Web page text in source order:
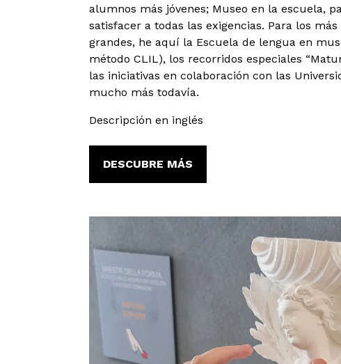
alumnos más jóvenes; Museo en la escuela,
satisfacer a todas las exigencias. Para los más
grandes, he aquí la Escuela de lengua en
método CLIL), los recorridos especiales
las iniciativas en colaboración con las
mucho más todavía.
Descripción en inglés
DESCUBRE MÁS